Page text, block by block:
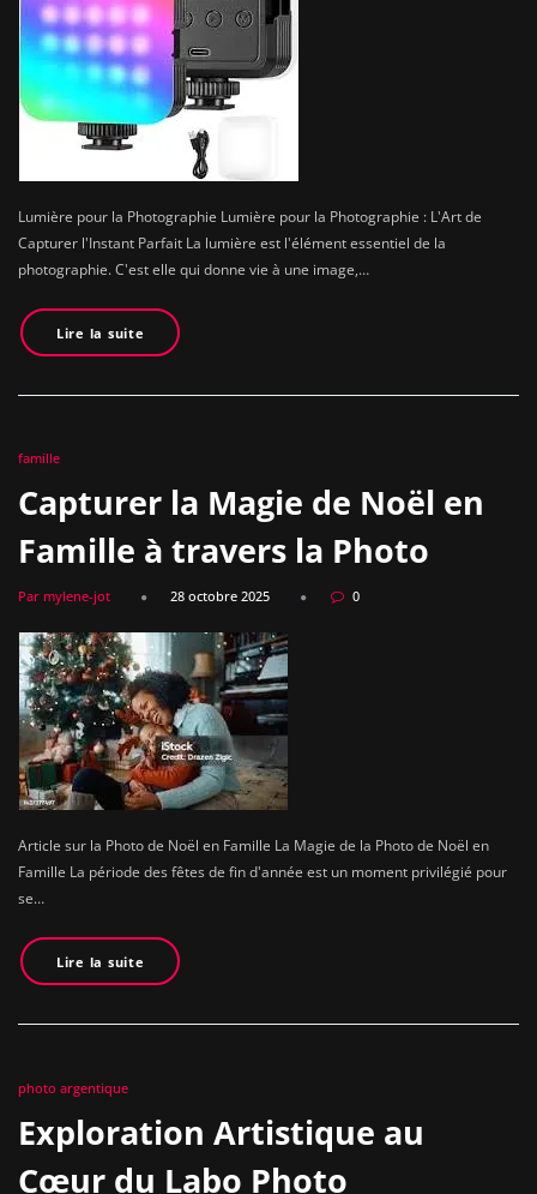
Lumière pour la Photographie Lumière pour la Photographie : L'Art de
Capturer l'Instant Parfait La lumière est l'élément essentiel de la
photographie. C'est elle qui donne vie à une image,…
Lire la suite
famille
Capturer la Magie de Noël en
Famille à travers la Photo
Par mylene-jot 28 octobre 2025 0
Article sur la Photo de Noël en Famille La Magie de la Photo de Noël en
Famille La période des fêtes de fin d'année est un moment privilégié pour
se…
Lire la suite
photo argentique
Exploration Artistique au
Cœur du Labo Photo